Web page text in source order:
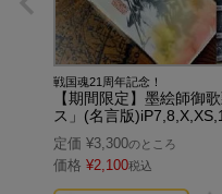
戦国魂21周年記念！
【期間限定】墨絵師御
ス」(名言版
定価 ¥3,300のところ
価格 ¥2,100税込